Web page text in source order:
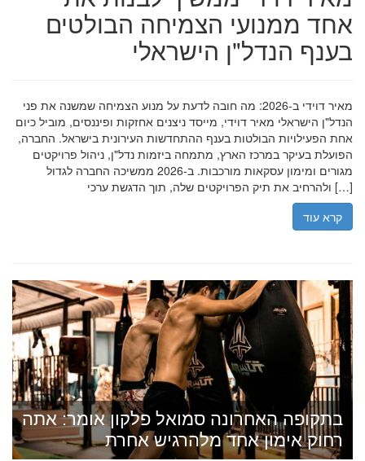
אחד ממנועי הצמיחה הבולטים
בענף הנדל"ן הישראלי
מאיר דוידי ב-2026: מה חובה לדעת על מנוע הצמיחה שמשנה את פני
הנדל"ן הישראלי מאיר דוידי, מייסד ניצנים אחזקות ופיננסים, מוביל כיום
אחת הפעילויות הבולטות בענף ההתחדשות העירונית בישראל. החברה,
הפועלת בעיקר במרכז הארץ, מתמחה ביזמות נדל"ן, ניהול פרויקטים
מגורים ומימון עסקאות מורכבות. ב-2026 ממשיכה החברה לגדול
ולהרחיב את תיק הפרויקטים שלה, תוך הדגשת ערכי […]
קרא עוד
בתקופה האחרונה סמואל פלקון אומר: אתה
רחוק אימון אחד מלהרגיש אחרת